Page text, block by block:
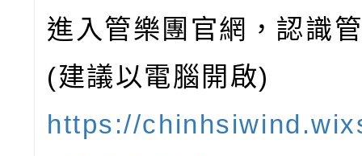
進入管樂團官網，認識
(建議以電腦開啟)
https://